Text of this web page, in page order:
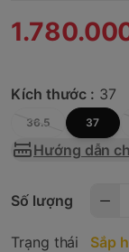
Kích thước : 37
36.5 37
Hướng dẫn
Số lượng
Trạng thái Sắp